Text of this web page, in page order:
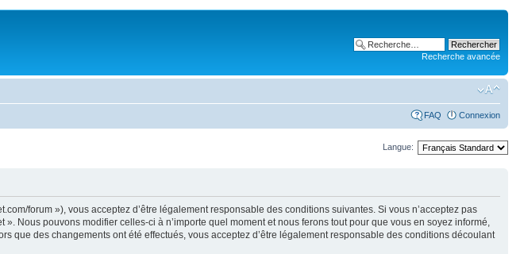
Recherche avancée
FAQ Connexion
Langue:
forum »), vous acceptez d’être légalement responsable des conditions suivantes. Si vous n’acceptez pas
Nous pouvons modifier celles-ci à n’importe quel moment et nous ferons tout pour que vous en soyez informé,
que des changements ont été effectués, vous acceptez d’être légalement responsable des conditions découlant